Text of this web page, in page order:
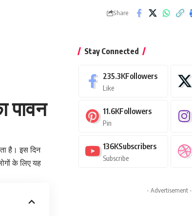
Share
पावन
है। इस दिन
के लिए यह
Stay Connected
235.3KFollowers
Like
11.6KFollowers
Pin
136KSubscribers
Subscribe
- Advertisement -